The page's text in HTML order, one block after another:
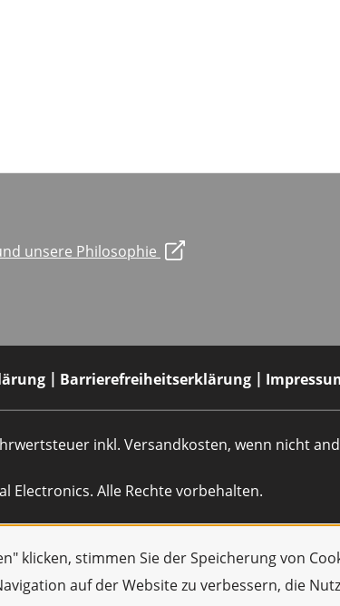
klicken, stimmen Sie der Speicherung von
auf der Website zu verbessern, die
unsere Philosophie
Barrierefreiheitserklärung
inkl. Versandkosten, wenn nicht
Electronics. Alle Rechte vorbehalten.